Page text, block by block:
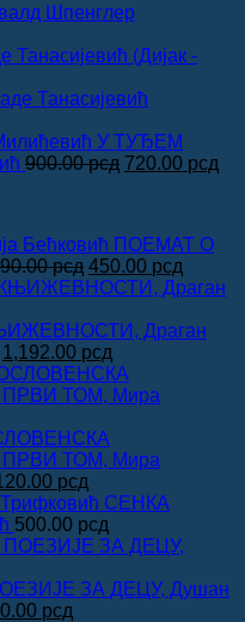
Шпенглер
рсд.
Танасијевић
У ТУЂЕМ
900.00рсд Оригинална
900.00 рсд.
720.00 рсд
ПОЕМАТ О
рсд Оригинална
цена
била:
690.00 рсд.
450.00 рсд
цена
450.00
Драган
Оригинална
цена
је
1,490.00 рсд.
1,192.00 рсд
цена
је:
ПРВИ ТОМ, Мира
рсд
цена
је:
1,120.00 рсд.
СЕНКА
500.00 рсд
ЗА ДЕЦУ, Душан
рсд